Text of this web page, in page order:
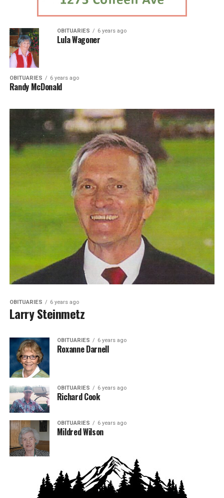
OBITUARIES 6 years ago
Lula Wagoner
OBITUARIES 6 years ago
Randy McDonald
OBITUARIES 6 years ago
Larry Steinmetz
OBITUARIES 6 years ago
Roxanne Darnell
OBITUARIES 6 years ago
Richard Cook
OBITUARIES 6 years ago
Mildred Wilson